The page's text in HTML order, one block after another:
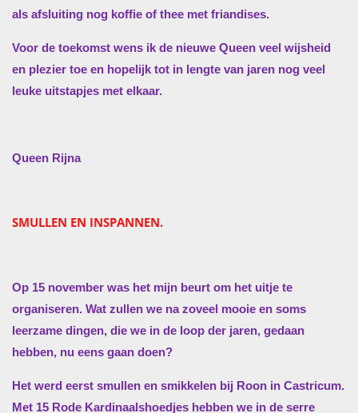
als afsluiting nog koffie of thee met friandises.
Voor de toekomst wens ik de nieuwe Queen veel wijsheid
en plezier toe en hopelijk tot in lengte van jaren nog veel
leuke uitstapjes met elkaar.
Queen Rijna
SMULLEN EN INSPANNEN.
Op 15 november was het mijn beurt om het uitje te
organiseren. Wat zullen we na zoveel mooie en soms
leerzame dingen, die we in de loop der jaren, gedaan
hebben, nu eens gaan doen?
Het werd eerst smullen en smikkelen bij Roon in Castricum.
Met 15 Rode Kardinaalshoedjes hebben we in de serre